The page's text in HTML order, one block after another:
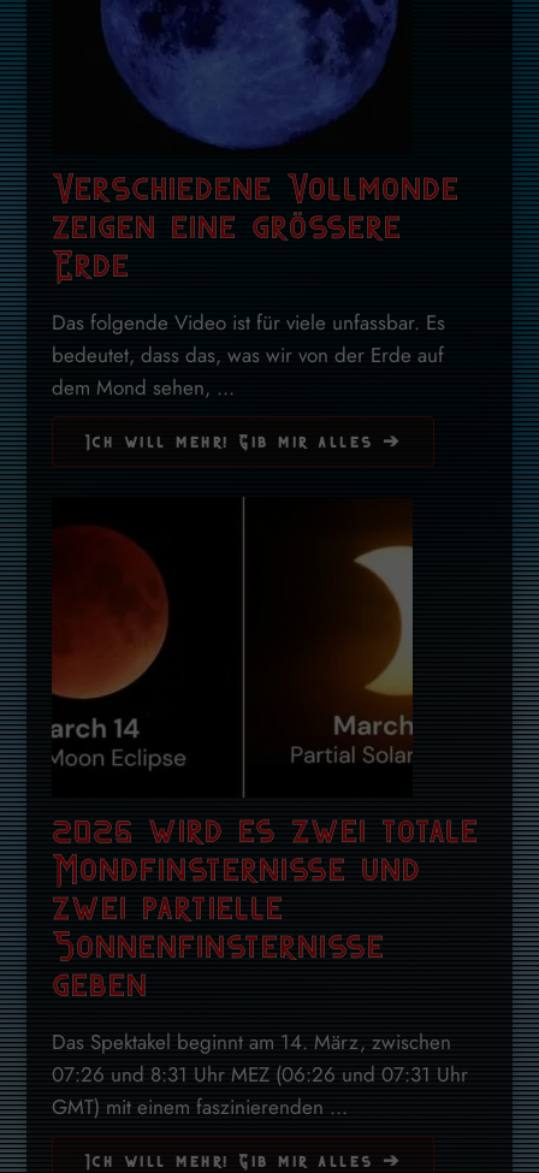
Verschiedene Vollmonde
zeigen eine grössere
Erde
Das folgende Video ist für viele unfassbar. Es
bedeutet, dass das, was wir von der Erde auf
dem Mond sehen, ...
Ich will mehr! Gib mir alles ➔
2025 wird es zwei totale
Mondfinsternisse und
zwei partielle
Sonnenfinsternisse
geben
Das Spektakel beginnt am 14. März, zwischen
07:26 und 8:31 Uhr MEZ (06:26 und 07:31 Uhr
GMT) mit einem faszinierenden ...
Ich will mehr! Gib mir alles ➔